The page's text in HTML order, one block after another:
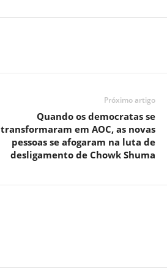
Próximo artigo
Quando os democratas se
transformaram em AOC, as novas
pessoas se afogaram na luta de
desligamento de Chowk Shuma